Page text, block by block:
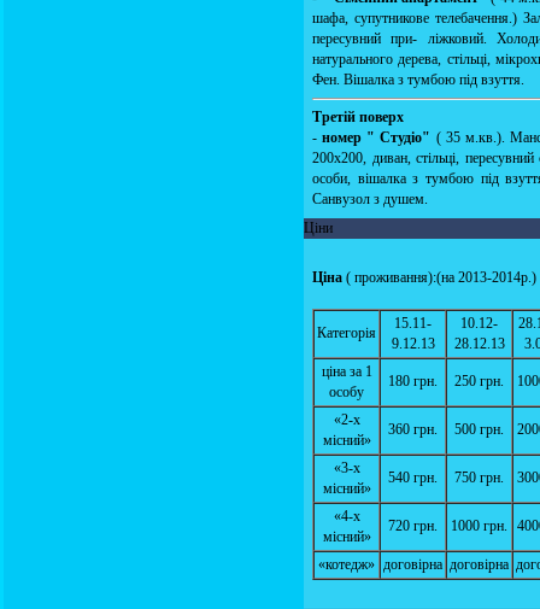
шафа, супутникове телебачення.)
пересувний при- ліжковий.
натурального дерева, стільці,
Фен. Вішалка з тумбою під взуття.
Третій поверх
-номер " Студіо" ( 35 м.кв.).
200х200, диван, стільці,
особи, вішалка з тумбою під
Санвузол з душем.
Ціни
Ціна ( проживання):(на 2013-2014р.)
Категорія
15.11-
9.12.13
10.12-
28.12.13
ціна за 1
особу
180 грн. 250 грн.
«2-х
місний»
360 грн. 500 грн.
«3-х
місний»
540 грн. 750 грн.
«4-х
місний»
720 грн. 1000 грн.
«котедж» договірна договірна